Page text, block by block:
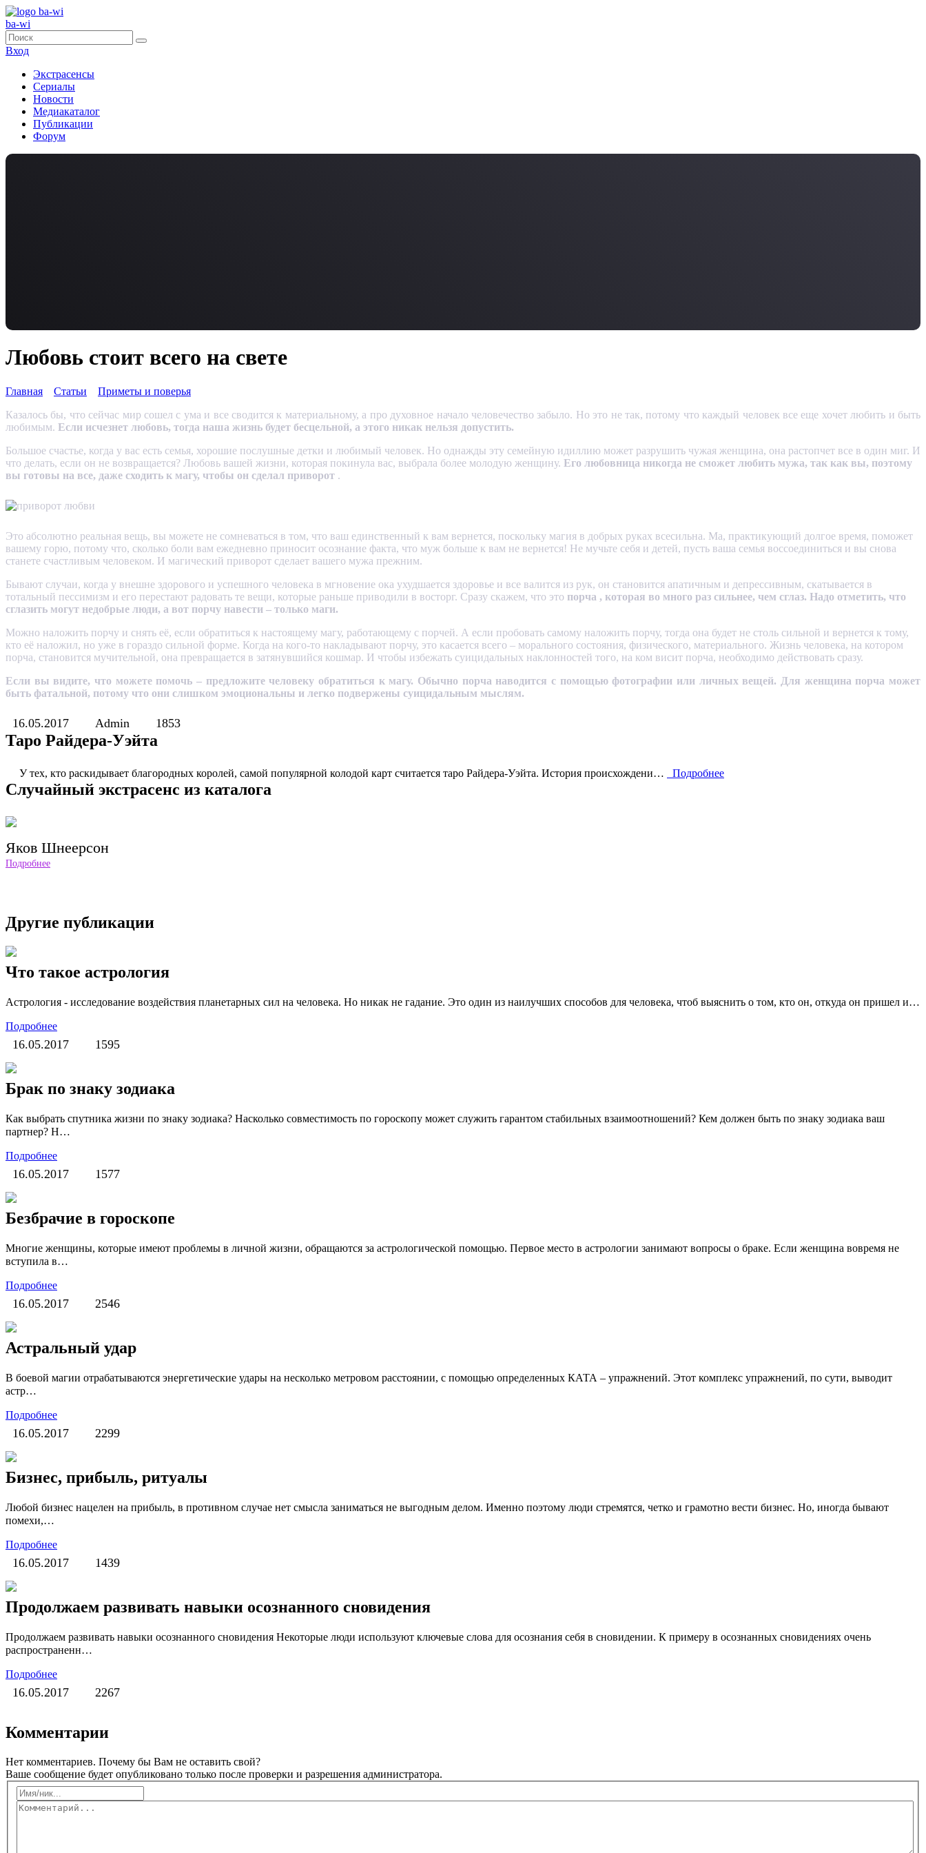
ba-wi
Вход
Экстрасенсы
Сериалы
Новости
Медиакаталог
Публикации
Форум
Любовь стоит всего на свете
Главная Статьи
Приметы и поверья
Казалось бы, что сейчас мир сошел с ума и все сводится к материальному, а про духовное начало человечество забыло. Но это не так, потому что каждый человек все еще хочет любить и быть
любимым. Если исчезнет любовь, тогда наша жизнь будет бесцельной, а этого никак нельзя допустить.
Большое счастье, когда у вас есть семья, хорошие послушные детки и любимый человек. Но однажды эту семейную идиллию может разрушить чужая женщина, она растопчет все в один миг. И
что делать, если он не возвращается? Любовь вашей жизни, которая покинула вас, выбрала более молодую женщину. Его любовница никогда не сможет любить мужа, так как вы, поэтому
вы готовы на все, даже сходить к магу, чтобы он сделал приворот .
Это абсолютно реальная вещь, вы можете не сомневаться в том, что ваш единственный к вам вернется, поскольку магия в добрых руках всесильна. Ма, практикующий долгое время, поможет
вашему горю, потому что, сколько боли вам ежедневно приносит осознание факта, что муж больше к вам не вернется! Не мучьте себя и детей, пусть ваша семья воссоединиться и вы снова
станете счастливым человеком. И магический приворот сделает вашего мужа прежним.
Бывают случаи, когда у внешне здорового и успешного человека в мгновение ока ухудшается здоровье и все валится из рук, он становится апатичным и депрессивным, скатывается в
тотальный пессимизм и его перестают радовать те вещи, которые раньше приводили в восторг. Сразу скажем, что это порча , которая во много раз сильнее, чем сглаз. Надо отметить, что
сглазить могут недобрые люди, а вот порчу навести – только маги.
Можно наложить порчу и снять её, если обратиться к настоящему магу, работающему с порчей. А если пробовать самому наложить порчу, тогда она будет не столь сильной и вернется к тому,
кто её наложил, но уже в гораздо сильной форме. Когда на кого-то накладывают порчу, это касается всего – морального состояния, физического, материального. Жизнь человека, на котором
порча, становится мучительной, она превращается в затянувшийся кошмар. И чтобы избежать суицидальных наклонностей того, на ком висит порча, необходимо действовать сразу.
Если вы видите, что можете помочь – предложите человеку обратиться к магу. Обычно порча наводится с помощью фотографии или личных вещей. Для женщина порча может
быть фатальной, потому что они слишком эмоциональны и легко подвержены суицидальным мыслям.
16.05.2017 Admin 1853
Таро Райдера-Уэйта
У тех, кто раскидывает благородных королей, самой популярной колодой карт считается таро Райдера-Уэйта. История происхождени… Подробнее
Случайный экстрасенс из каталога
Яков Шнеерсон
Подробнее
Другие публикации
Что такое астрология
Астрология - исследование воздействия планетарных сил на человека. Но никак не гадание. Это один из наилучших способов для человека, чтоб выяснить о том, кто он, откуда он пришел и…
Подробнее
16.05.2017 1595
Брак по знаку зодиака
Как выбрать спутника жизни по знаку зодиака? Насколько совместимость по гороскопу может служить гарантом стабильных взаимоотношений? Кем должен быть по знаку зодиака ваш
партнер? Н…
Подробнее
16.05.2017 1577
Безбрачие в гороскопе
Многие женщины, которые имеют проблемы в личной жизни, обращаются за астрологической помощью. Первое место в астрологии занимают вопросы о браке. Если женщина вовремя не
вступила в…
Подробнее
16.05.2017 2546
Астральный удар
В боевой магии отрабатываются энергетические удары на несколько метровом расстоянии, с помощью определенных КАТА – упражнений. Этот комплекс упражнений, по сути, выводит
астр…
Подробнее
16.05.2017 2299
Бизнес, прибыль, ритуалы
Любой бизнес нацелен на прибыль, в противном случае нет смысла заниматься не выгодным делом. Именно поэтому люди стремятся, четко и грамотно вести бизнес. Но, иногда бывают
помехи,…
Подробнее
16.05.2017 1439
Продолжаем развивать навыки осознанного сновидения
Продолжаем развивать навыки осознанного сновидения Некоторые люди используют ключевые слова для осознания себя в сновидении. К примеру в осознанных сновидениях очень
распространенн…
Подробнее
16.05.2017 2267
Комментарии
Нет комментариев. Почему бы Вам не оставить свой?
Ваше сообщение будет опубликовано только после проверки и разрешения администратора.